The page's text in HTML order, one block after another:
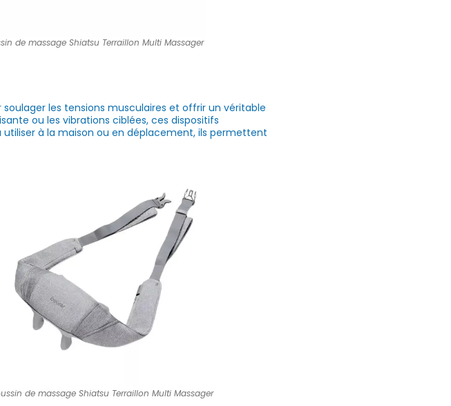
de massage Shiatsu Terraillon Multi Massager
les tensions musculaires et offrir un véritable
ou les vibrations ciblées, ces dispositifs
à la maison ou en déplacement, ils permettent
de massage Shiatsu Terraillon Multi Massager